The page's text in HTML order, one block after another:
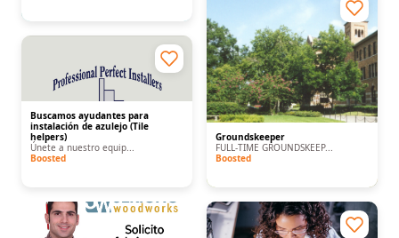
Buscamos ayudantes para
instalación de azulejo (Tile
helpers)
Únete a nuestro equip...
Boosted
Groundskeeper
FULL-TIME GROUNDSKEEP...
Boosted